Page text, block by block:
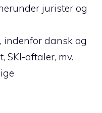
jurister og
indenfor dansk og
SKI-aftaler, mv.